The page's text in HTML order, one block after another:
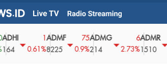
0.61%
ADMF
8225
75
0.9%
ADMG
214
2.73%
ADMR
1510
60
3.82%